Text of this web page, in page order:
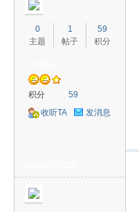
0
主题
1
帖子
59
积分
积分
59
收听TA
发消息